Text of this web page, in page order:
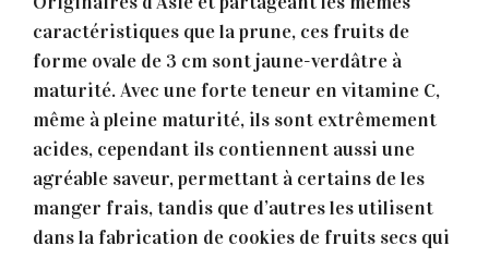
caractéristiques que la prune, ces fruits de
forme ovale de 3 cm sont jaune-verdâtre à
maturité. Avec une forte teneur en vitamine C,
même à pleine maturité, ils sont extrêmement
acides, cependant ils contiennent aussi une
agréable saveur, permettant à certains de les
manger frais, tandis que d’autres les utilisent
dans la fabrication de cookies de fruits secs qui